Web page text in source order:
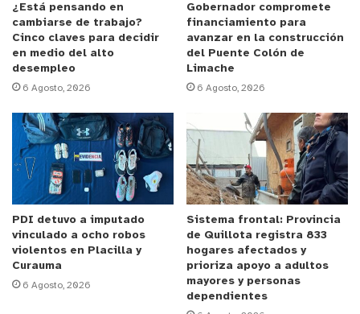
funcionando los controles intensivos en la Aduana.
El administrador de la Aduana Los Libertadores
Mariano Gómez señaló que “el uso de la tecnología
no invasiva fue clave para detectar esta forma de
ingreso de cigarrillos de contrabando al país. En
este caso, fue el conductor del bus el que debió
asumir la totalidad de las mercancías
transportada. Por tratarse de productos que
ingresaban de manera oculta al país, se configura
delito de contrabando según el artículo 168 de la
Ordenanza de Aduanas.”
El contrabando de cigarrillos es uno de los más
comunes en nuestra región y es precisamente
¿Está pensando en
cambiarse de trabajo?
Cinco claves para decidir
en medio del alto
desempleo
6 Agosto, 2026
Gobernador compromete
financiamiento para
avanzar en la construcción
del Puente Colón de
Limache
6 Agosto, 2026
PDI detuvo a imputado
vinculado a ocho robos
violentos en Placilla y
Curauma
6 Agosto, 2026
Sistema frontal: Provincia
de Quillota registra 833
hogares afectados y
prioriza apoyo a adultos
mayores y personas
dependientes